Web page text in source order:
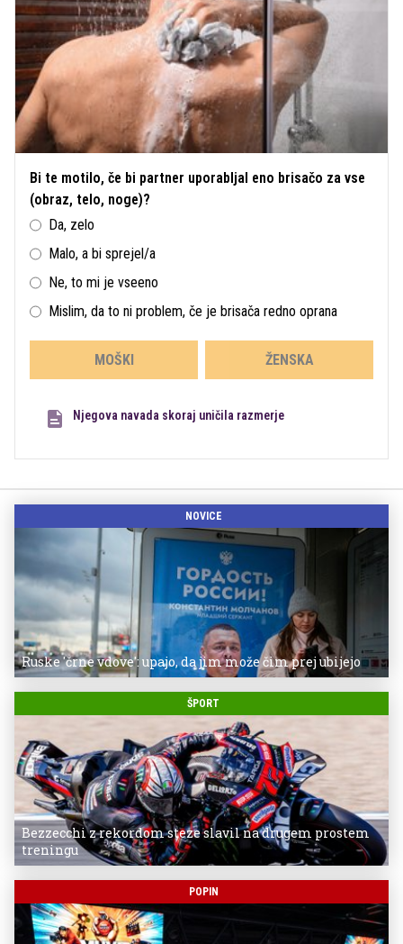
Bi te motilo, če bi partner uporabljal eno brisačo za vse
(obraz, telo, noge)?
Da, zelo
Malo, a bi sprejel/a
Ne, to mi je vseeno
Mislim, da to ni problem, če je brisača redno oprana
MOŠKI ŽENSKA
Njegova navada skoraj uničila razmerje
NOVICE
Ruske 'črne vdove': upajo, da jim može čim prej ubijejo
ŠPORT
Bezzecchi z rekordom steze slavil na drugem prostem
treningu
POPIN